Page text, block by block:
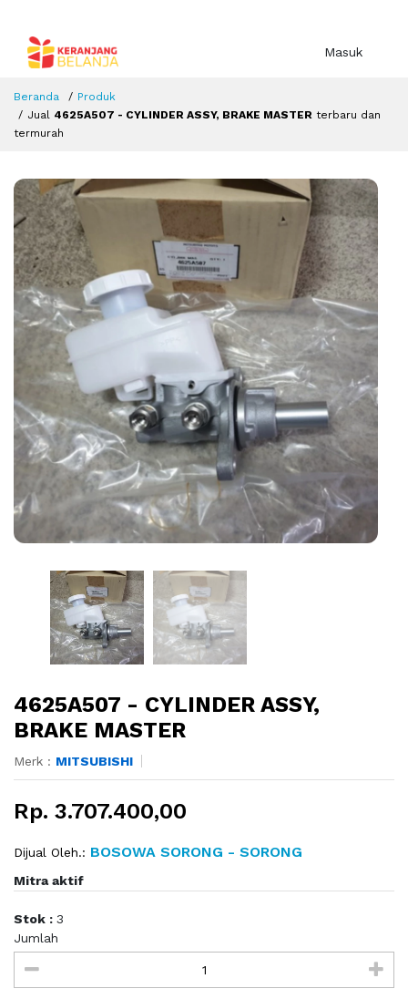
Masuk
Beranda
Produk
Jual 4625A507 - CYLINDER ASSY, BRAKE MASTER terbaru dan
termurah
4625A507 - CYLINDER ASSY,
BRAKE MASTER
Merk : MITSUBISHI
Rp. 3.707.400,00
Dijual Oleh.: BOSOWA SORONG - SORONG
Mitra aktif
Stok : 3
Jumlah